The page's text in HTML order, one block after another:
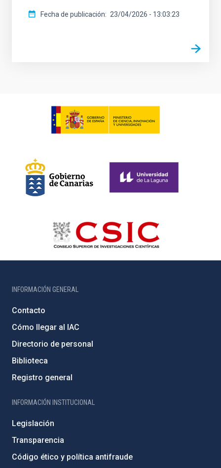
Fecha de publicación 23/04/2026 - 13:03:23
INFORMACIÓN GENERAL
Contacto
Cómo llegar al IAC
Directorio de personal
Biblioteca
Registro general
INFORMACIÓN INSTITUCIONAL
Legislación
Transparencia
Código ético y política antifraude